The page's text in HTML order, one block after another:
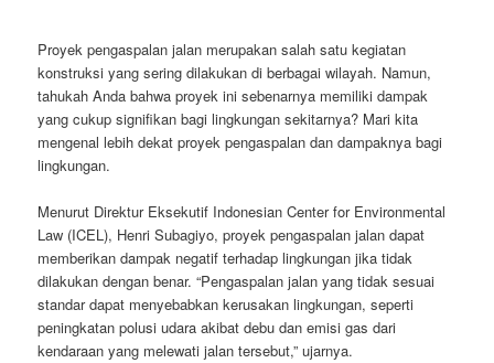
Proyek pengaspalan jalan merupakan salah satu kegiatan
konstruksi yang sering dilakukan di berbagai wilayah. Namun,
tahukah Anda bahwa proyek ini sebenarnya memiliki dampak
yang cukup signifikan bagi lingkungan sekitarnya? Mari kita
mengenal lebih dekat proyek pengaspalan dan dampaknya bagi
lingkungan.
Menurut Direktur Eksekutif Indonesian Center for Environmental
Law (ICEL), Henri Subagiyo, proyek pengaspalan jalan dapat
memberikan dampak negatif terhadap lingkungan jika tidak
dilakukan dengan benar. “Pengaspalan jalan yang tidak sesuai
standar dapat menyebabkan kerusakan lingkungan, seperti
peningkatan polusi udara akibat debu dan emisi gas dari
kendaraan yang melewati jalan tersebut,” ujarnya.